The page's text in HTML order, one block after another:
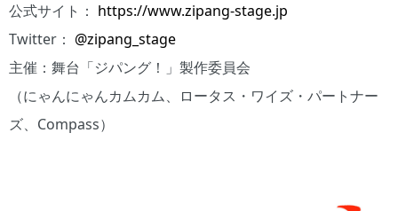
公式サイト： https://www.zipang-stage.jp
Twitter： @zipang_stage
主催：舞台「ジパング！」製作委員会
（にゃんにゃんカムカム、ロータス・ワイズ・パートナー
ズ、Compass）